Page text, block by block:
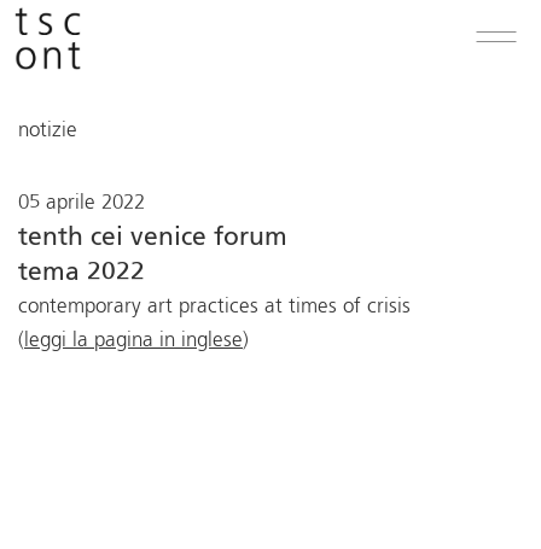
notizie
05 aprile 2022
tenth cei venice forum
tema 2022
contemporary art practices at times of crisis
( leggi la pagina in inglese)